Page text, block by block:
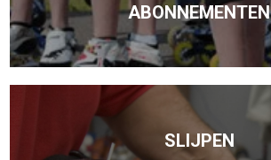
ABONNEMENTEN
SLIJPEN